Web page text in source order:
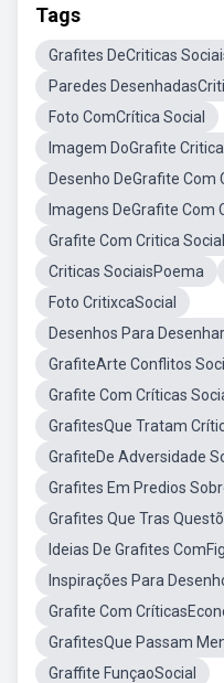
Tags
Grafites DeCriticas
Paredes
Foto ComCrítica Social
Imagem DoGrafite
Desenho DeGrafite Com
Imagens DeGrafite Com
Grafite Com Critica
Criticas SociaisPoema
Foto CritixcaSocial
Desenhos Para
GrafiteArte Conflitos
Grafite Com Críticas
GrafitesQue Tratam
GrafiteDe Adversidade
Grafites Em Predios
Grafites Que Tras
Ideias De Grafites
Inspirações Para
Grafite Com
GrafitesQue Passam
Graffite FunçaoSocial